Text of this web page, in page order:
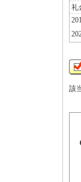
礼
該